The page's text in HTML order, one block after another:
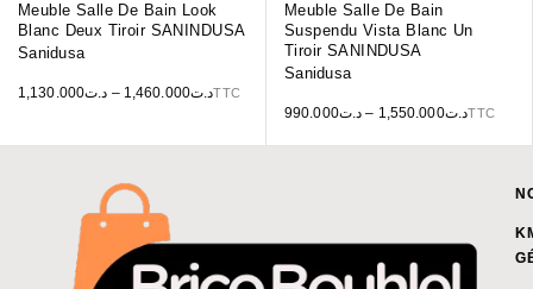
Meuble Salle De Bain Look
Blanc Deux Tiroir SANINDUSA
Sanidusa
د.ت1,130.000 – د.ت1,460.000 TTC
Meuble Salle De Bain
Suspendu Vista Blanc Un
Tiroir SANINDUSA
Sanidusa
د.ت990.000 – د.ت1,550.000 TTC